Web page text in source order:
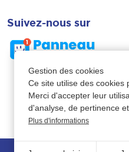
Gestion des cookies
Ce site utilise des cookies
Merci d'accepter leur
d'analyse, de pertinence
Plus d'informations
Suivez-nous sur